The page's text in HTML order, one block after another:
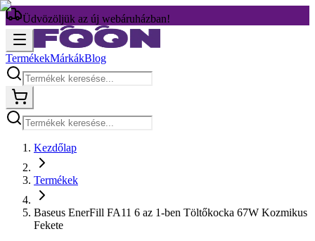
Üdvözöljük az új webáruházban!
TermékekMárkákBlog
Kezdőlap
Termékek
Baseus EnerFill FA11 6 az 1-ben Töltőkocka 67W Kozmikus
Fekete